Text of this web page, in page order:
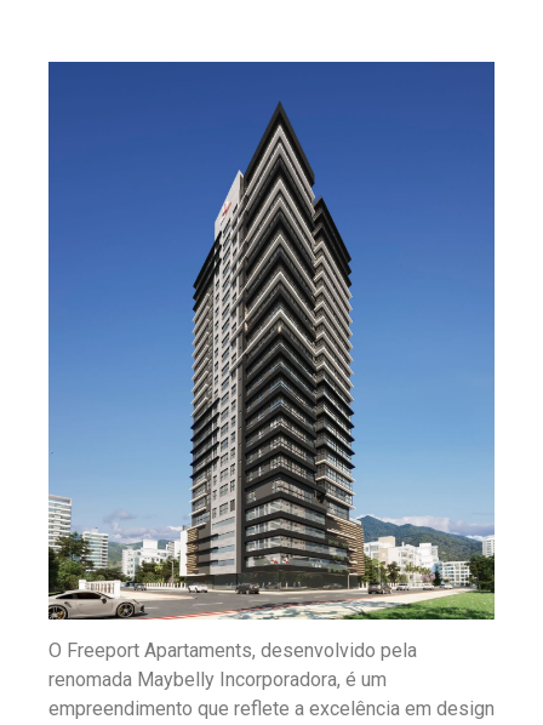
O Freeport Apartaments, desenvolvido pela
renomada Maybelly Incorporadora, é um
empreendimento que reflete a excelência em design